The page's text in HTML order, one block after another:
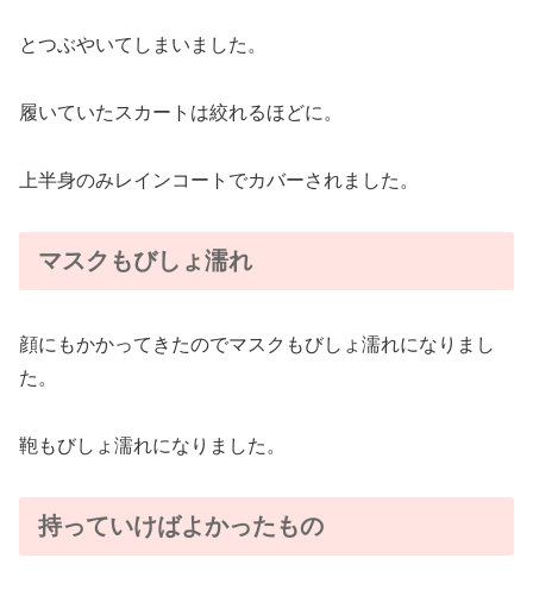
とつぶやいてしまいました。
履いていたスカートは絞れるほどに。
上半身のみレインコートでカバーされました。
マスクもびしょ濡れ
顔にもかかってきたのでマスクもびしょ濡れになりまし
た。
鞄もびしょ濡れになりました。
持っていけばよかったもの